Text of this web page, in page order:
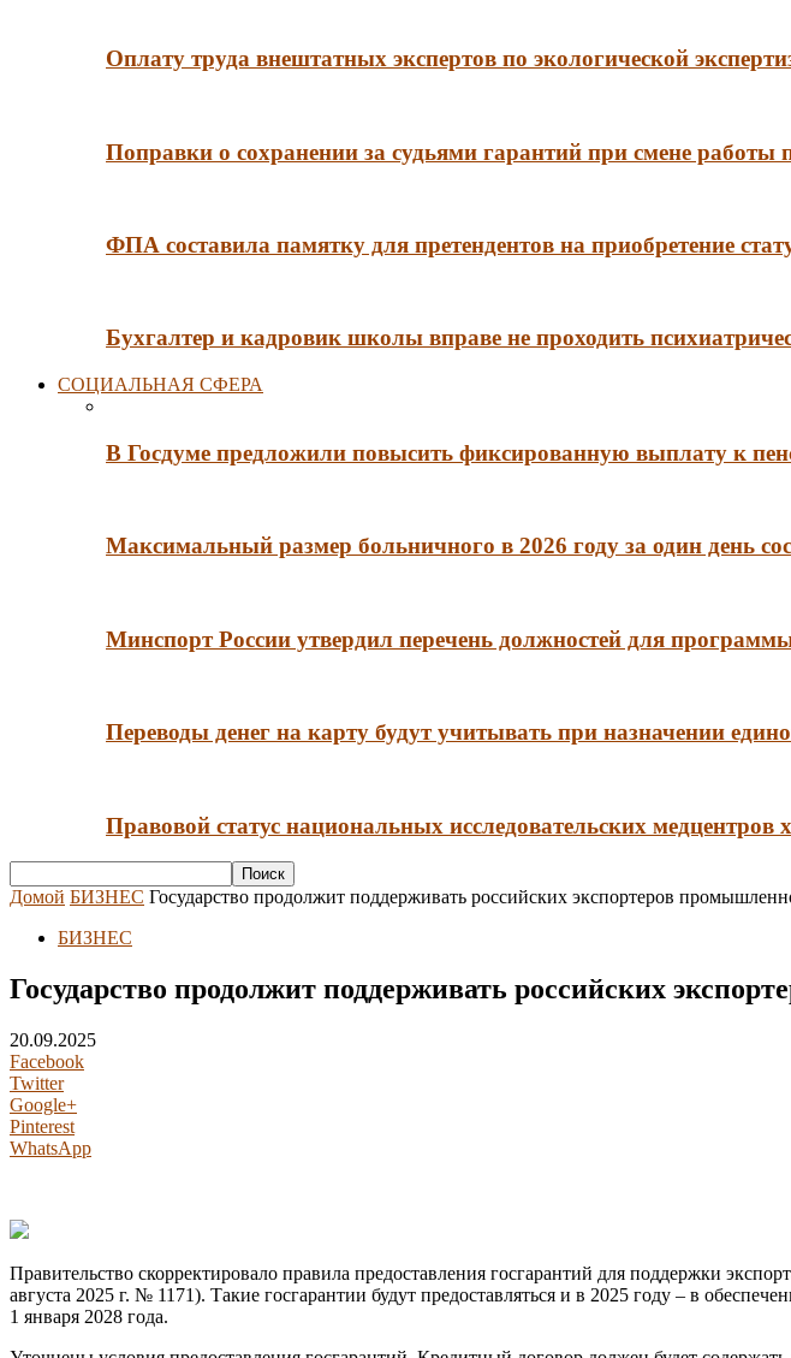
Оплату труда внештатных экспертов по экологической
Поправки о сохранении за судьями гарантий при смене
ФПА составила памятку для претендентов на приобретение
Бухгалтер и кадровик школы вправе не проходить
СОЦИАЛЬНАЯ СФЕРА
В Госдуме предложили повысить фиксированную выплату к
Максимальный размер больничного в 2026 году за один день
Минспорт России утвердил перечень должностей для
Переводы денег на карту будут учитывать при назначении
Правовой статус национальных исследовательских медцентров
Домой БИЗНЕС Государство продолжит поддерживать российских экспортеров
БИЗНЕС
Государство продолжит поддерживать российских
20.09.2025
Facebook
Twitter
Google+
Pinterest
WhatsApp
Правительство скорректировало правила предоставления госгарантий для поддержки
августа 2025 г. № 1171). Такие госгарантии будут предоставляться и в 2025 году – в
1 января 2028 года.